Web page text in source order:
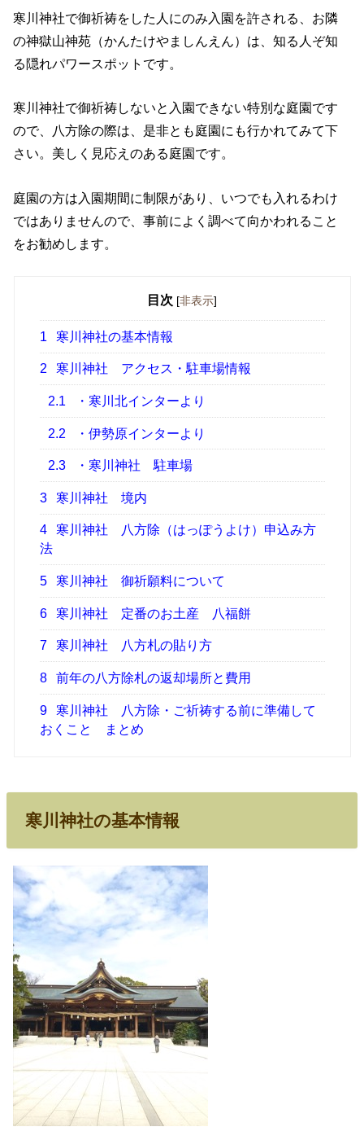
寒川神社で御祈祷をした人にのみ入園を許される、お隣
の神獄山神苑（かんたけやましんえん）は、知る人ぞ知
る隠れパワースポットです。
寒川神社で御祈祷しないと入園できない特別な庭園です
ので、八方除の際は、是非とも庭園にも行かれてみて下
さい。美しく見応えのある庭園です。
庭園の方は入園期間に制限があり、いつでも入れるわけ
ではありませんので、事前によく調べて向かわれること
をお勧めします。
目次 [非表示]
1 寒川神社の基本情報
2 寒川神社 アクセス・駐車場情報
2.1 ・寒川北インターより
2.2 ・伊勢原インターより
2.3 ・寒川神社 駐車場
3 寒川神社 境内
4
寒川神社 八方除（はっぽうよけ）申込み方
法
5 寒川神社 御祈願料について
6 寒川神社 定番のお土産 八福餅
7 寒川神社 八方札の貼り方
8 前年の八方除札の返却場所と費用
9
寒川神社 八方除・ご祈祷する前に準備して
おくこと まとめ
寒川神社の基本情報